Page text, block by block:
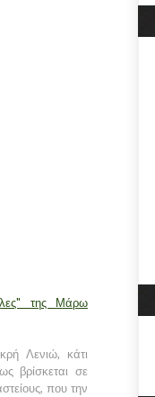
της Μάρω
Λενιώ, κάτι
βρίσκεται σε
που την